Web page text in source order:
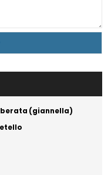
(giannella)